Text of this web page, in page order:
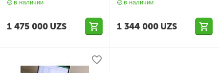
в наличии
1 475 000 UZS
в наличии
1 344 000 UZS